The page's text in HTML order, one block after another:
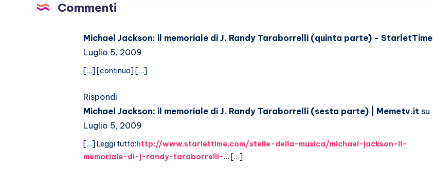
ricovero
Commenti
Michael Jackson: il memoriale di J. Randy Taraborrelli (quinta parte) - StarletTime
Luglio 5, 2009
[…] [continua] […]
Rispondi
Michael Jackson: il memoriale di J. Randy Taraborrelli (sesta parte) | Memetv.it su
Luglio 5, 2009
[…] Leggi tutto:http://www.starlettime.com/stelle-della-musica/michael-jackson-il-
memoriale-di-j-randy-taraborrelli-… […]